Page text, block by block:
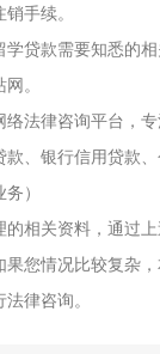
手续。
学贷款需要知悉的
。
络法律咨询平台，
款、银行信用贷款
）
的相关资料，通过
果您情况比较复杂
律咨询。